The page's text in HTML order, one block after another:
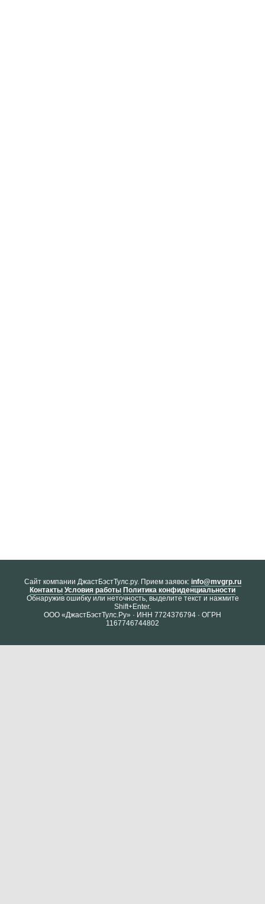
Cайт компании ДжастБэстТулс.ру. Прием заявок: info@mvgrp.ru
Контакты Условия работы Политика конфиденциальности
Обнаружив ошибку или неточность, выделите текст и нажмите
Shift+Enter.
ООО «ДжастБэстТулс.Ру» · ИНН 7724376794 · ОГРН
1167746744802